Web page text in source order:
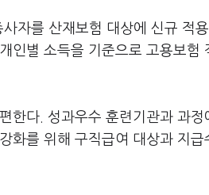
자를 산재보험 대상에 신규 적
인별 소득을 기준으로 고용보험
한다. 성과우수 훈련기관과 과
를 위해 구직급여 대상과 지급